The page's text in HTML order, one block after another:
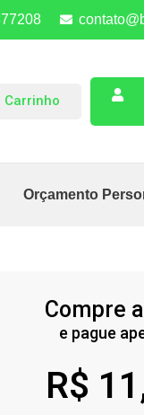
Carrinho
Orçamento
Compre
e pague
R$